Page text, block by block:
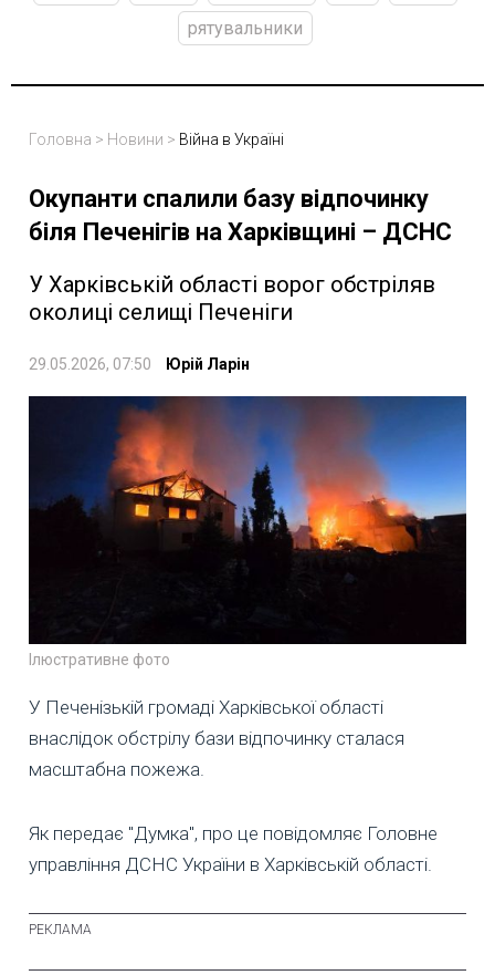
рятувальники
Головна > Новини > Війна в Україні
Окупанти спалили базу відпочинку
біля Печенігів на Харківщині – ДСНС
У Харківській області ворог обстріляв
околиці селищі Печеніги
29.05.2026, 07:50 Юрій Ларін
Ілюстративне фото
У Печенізькій громаді Харківської області
внаслідок обстрілу бази відпочинку сталася
масштабна пожежа.
Як передає "Думка", про це повідомляє Головне
управління ДСНС України в Харківській області.